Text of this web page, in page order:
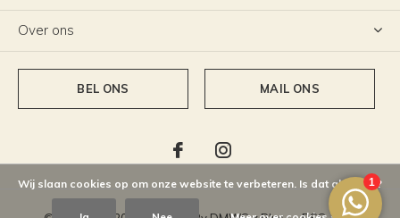
Over ons
BEL ONS MAIL ONS
Wij slaan cookies op om onze website te verbeteren. Is dat akkoord?